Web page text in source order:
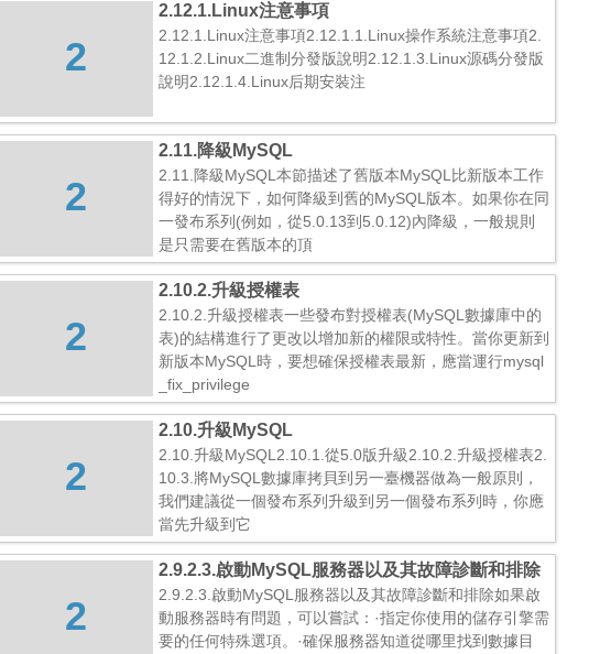
2
2.12.1.Linux注意事項
2.12.1.Linux注意事項2.12.1.1.Linux操作系統注意事項2.
12.1.2.Linux二進制分發版說明2.12.1.3.Linux源碼分發版
說明2.12.1.4.Linux后期安裝注
2
2.11.降級MySQL
2.11.降級MySQL本節描述了舊版本MySQL比新版本工作
得好的情況下，如何降級到舊的MySQL版本。如果你在同
一發布系列(例如，從5.0.13到5.0.12)內降級，一般規則
是只需要在舊版本的頂
2
2.10.2.升級授權表
2.10.2.升級授權表一些發布對授權表(MySQL數據庫中的
表)的結構進行了更改以增加新的權限或特性。當你更新到
新版本MySQL時，要想確保授權表最新，應當運行mysql
_fix_privilege
2
2.10.升級MySQL
2.10.升級MySQL2.10.1.從5.0版升級2.10.2.升級授權表2.
10.3.將MySQL數據庫拷貝到另一臺機器做為一般原則，
我們建議從一個發布系列升級到另一個發布系列時，你應
當先升級到它
2
2.9.2.3.啟動MySQL服務器以及其故障診斷和排除
2.9.2.3.啟動MySQL服務器以及其故障診斷和排除如果啟
動服務器時有問題，可以嘗試：·指定你使用的儲存引擎需
要的任何特殊選項。·確保服務器知道從哪里找到數據目